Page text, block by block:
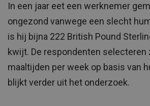
In een jaar eet een werknemer
ongezond vanwege een slecht
is hij bijna 222 British Pound
kwijt. De respondenten selecteren
maaltijden per week op basis van
blijkt verder uit het onderzoek.